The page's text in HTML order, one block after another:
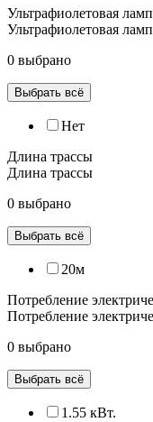
Ультрафиолетовая
Ультрафиолетовая
0 выбрано
Выбрать всё
Нет
Длина трассы
Длина трассы
0 выбрано
Выбрать всё
20м
Потребление
Потребление
0 выбрано
Выбрать всё
1.55 кВт.